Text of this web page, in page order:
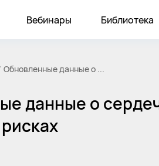
Вебинары Библиотека
Обновленные данные о ...
данные о